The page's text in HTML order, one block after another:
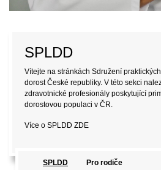
SPLDD
Vítejte na stránkách Sdružení
dorost České republiky. V této sekci
zdravotnické profesionály poskytující
dorostovou populaci v ČR.
Více o SPLDD ZDE
SPLDD Pro rodiče